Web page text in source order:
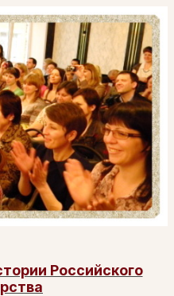
Российского